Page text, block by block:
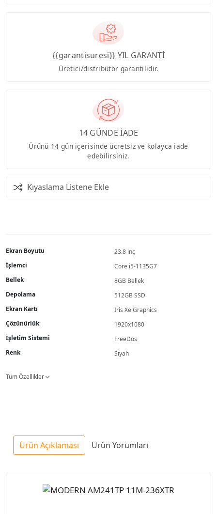
{{garantisuresi}} YIL GARANTİ
Üretici/distribütör garantilidir.
14 GÜNDE İADE
Ürünü 14 gün içerisinde ücretsiz ve kolayca iade
edebilirsiniz.
Kıyaslama Listene Ekle
Ekran Boyutu
23.8 inç
İşlemci
Core i5-1135G7
Bellek
8GB Bellek
Depolama
512GB SSD
Ekran Kartı
Iris Xe Graphics
Çözünürlük
1920x1080
İşletim Sistemi
FreeDos
Renk
Siyah
Tüm Özellikler
Ürün Açıklaması Ürün Yorumları